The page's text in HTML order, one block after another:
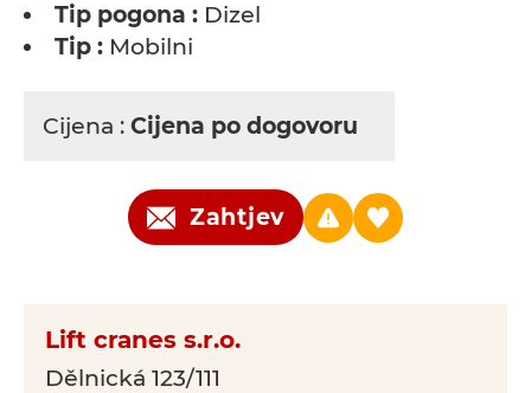
Tip pogona : Dizel
Tip : Mobilni
Cijena : Cijena po dogovoru
Zahtjev
Lift cranes s.r.o.
Dělnická 123/111